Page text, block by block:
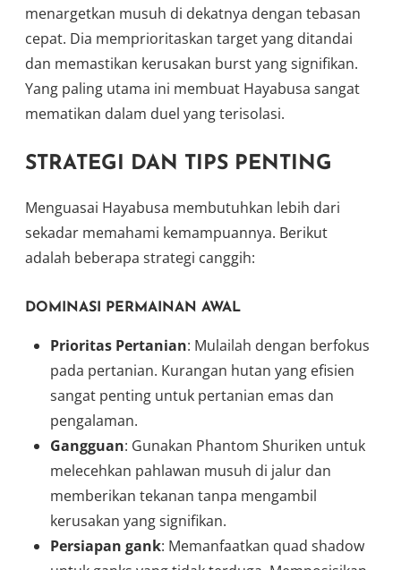
menargetkan musuh di dekatnya dengan tebasan
cepat. Dia memprioritaskan target yang ditandai
dan memastikan kerusakan burst yang signifikan.
Yang paling utama ini membuat Hayabusa sangat
mematikan dalam duel yang terisolasi.
STRATEGI DAN TIPS PENTING
Menguasai Hayabusa membutuhkan lebih dari
sekadar memahami kemampuannya. Berikut
adalah beberapa strategi canggih:
DOMINASI PERMAINAN AWAL
Prioritas Pertanian: Mulailah dengan berfokus
pada pertanian. Kurangan hutan yang efisien
sangat penting untuk pertanian emas dan
pengalaman.
Gangguan: Gunakan Phantom Shuriken untuk
melecehkan pahlawan musuh di jalur dan
memberikan tekanan tanpa mengambil
kerusakan yang signifikan.
Persiapan gank: Memanfaatkan quad shadow